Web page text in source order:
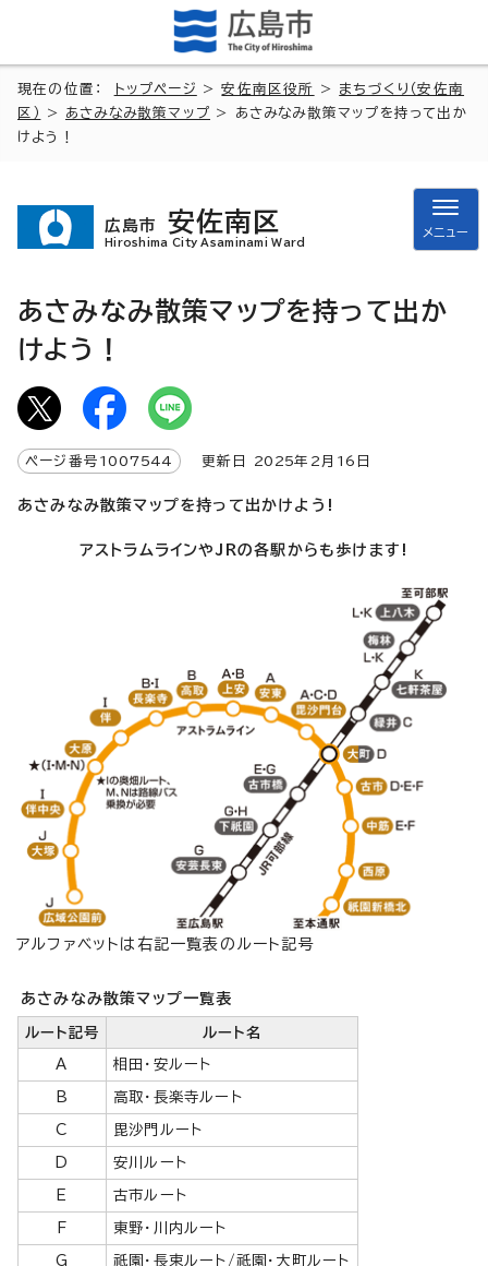
現在の位置： トップページ >安佐南区役所 > まちづくり（安佐南
区）
> あさみなみ散策マップ > あさみなみ散策マップを持って出か
けよう！
広島市 安佐南区
Hiroshima City Asaminami Ward
メニュー
あさみなみ散策マップを持って出か
けよう！
ページ番号 1007544 更新日 2025年2月 16 日
あさみなみ散策マップを持って出かけよう!
アストラムラインやJRの各駅からも歩けます!
アルファベットは右記一覧表のルート記号
あさみなみ散策マップ一覧表
ルート記号 ルート名
A 相田・安ルート
B 高取・長楽寺ルート
C 毘沙門ルート
D 安川ルート
E 古市ルート
F 東野・川内ルート
G 祇園・長束ルート/祇園・大町ルート